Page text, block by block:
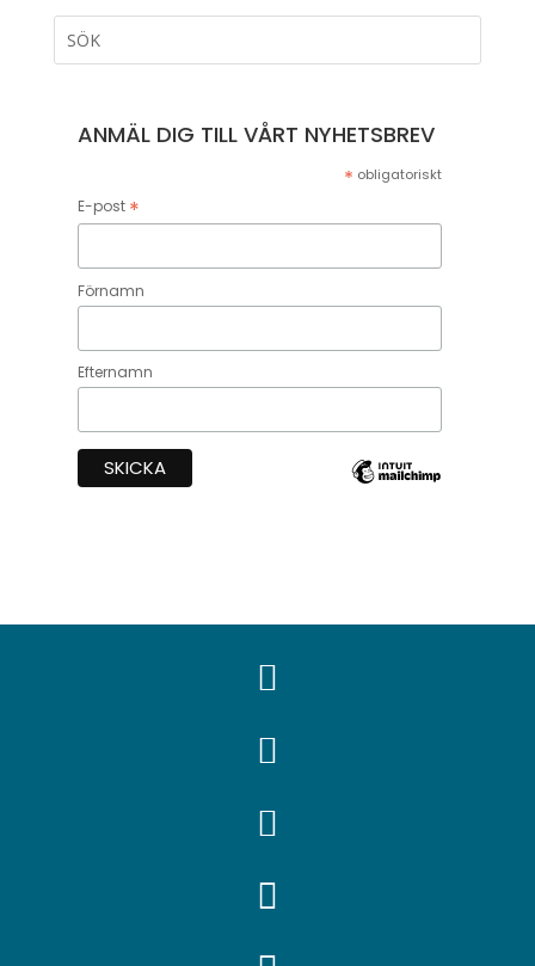
ANMÄL DIG TILL VÅRT NYHETSBREV
* obligatoriskt
E-post *
Förnamn
Efternamn



